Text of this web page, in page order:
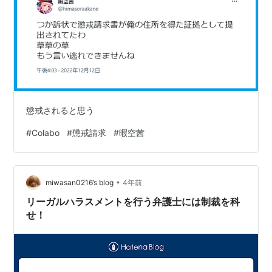
懲戒されると思う
#Colabo #懲戒請求 #暇空茜
miwasan0216’s blog • 4年前
リーガルハラスメントを行う弁護士には制裁を科
せ！